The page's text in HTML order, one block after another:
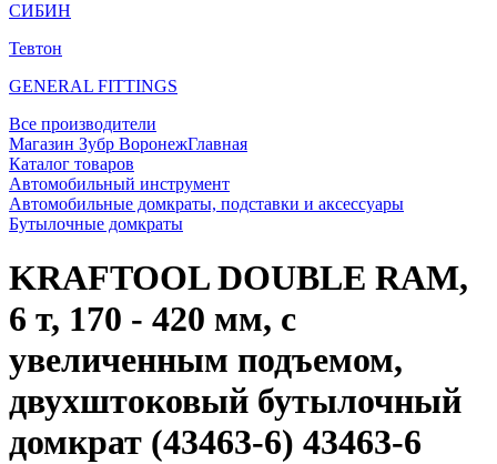
СИБИН
Тевтон
GENERAL FITTINGS
Все производители
Магазин Зубр ВоронежГлавная
Каталог товаров
Автомобильный инструмент
Автомобильные домкраты, подставки и аксессуары
Бутылочные домкраты
KRAFTOOL DOUBLE RAM,
6 т, 170 - 420 мм, с
увеличенным подъемом,
двухштоковый бутылочный
домкрат (43463-6) 43463-6